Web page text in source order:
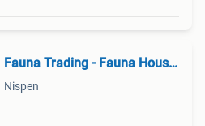
Fauna Trading - Fauna Housing
Nispen